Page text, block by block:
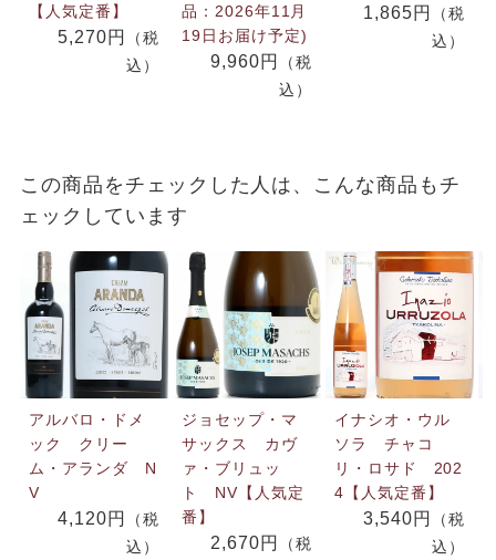
【人気定番】
5,270円
（税
込）
品：2026年11月
19日お届け予定)
9,960円
（税
込）
1,865円
（税
込）
この商品をチェックした人は、こんな商品もチ
ェックしています
アルバロ・ドメ
ック クリー
ム・アランダ N
V
4,120円
（税
込）
ジョセップ・マ
サックス カヴ
ァ・ブリュッ
ト NV【人気定
番】
2,670円
（税
イナシオ・ウル
ソラ チャコ
リ・ロサド 202
4【人気定番】
3,540円
（税
込）